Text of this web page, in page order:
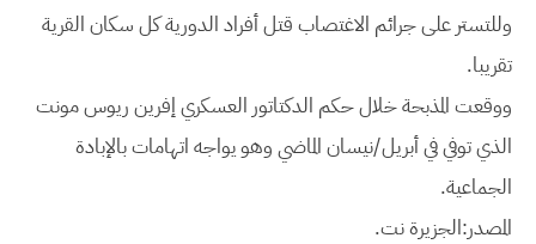
وللتستر على جرائم الاغتصاب قتل أفراد الدورية كل سكان القرية
تقريبا.
ووقعت المذبحة خلال حكم الدكتاتور العسكري إفرين ريوس مونت
الذي توفي في أبريل/نيسان الماضي وهو يواجه اتهامات بالإبادة
الجماعية.
المصدر:الجزيرة نت.